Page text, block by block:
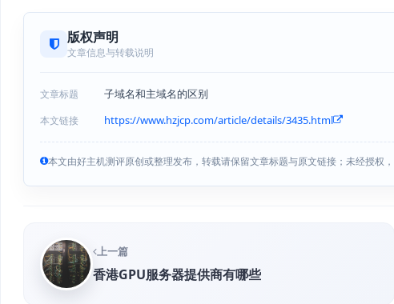
版权声明
文章信息与转载说明
文章标题 子域名和主域名的区别
本文链接 https://www.hzjcp.com/article/details/3435.html
本文由好主机测评原创或整理发布，转载请保留文章标题与原文链接；未经授权
上一篇
香港GPU服务器提供商有哪些